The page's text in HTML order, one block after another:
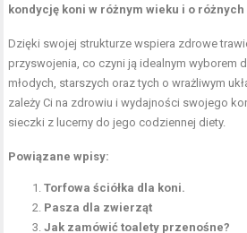
kondycję koni w różnym wieku i o
Dzięki swojej strukturze wspiera zdrowe
przyswojenia, co czyni ją idealnym wyborem
młodych, starszych oraz tych o wrażliwym
zależy Ci na zdrowiu i wydajności swojego
sieczki z lucerny do jego codziennej diety.
Powiązane wpisy:
Torfowa ściółka dla koni.
Pasza dla zwierząt
Jak zamówić toalety przenośne?